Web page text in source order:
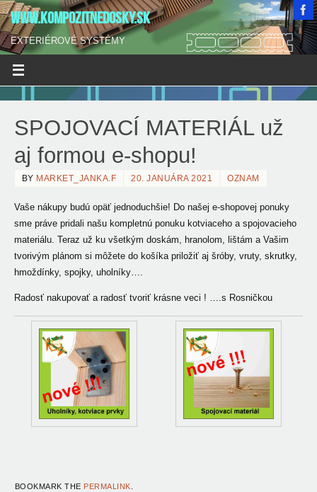
WWW.KOMPOZITNEDOSKY.SK
EXTERIÉROVÉ SYSTÉMY
SPOJOVACÍ MATERIÁL už
aj formou e-shopu!
BY MARKET_JANKA.F 20. JANUÁRA 2021 OZNAM
Vaše nákupy budú opäť jednoduchšie! Do našej e-shopovej ponuky
sme práve pridali našu kompletnú ponuku kotviaceho a spojovacieho
materiálu.
Teraz už ku všetkým doskám, hranolom, lištám a Vašim
tvorivým plánom si môžete do košíka priložiť aj šróby, vruty, skrutky,
hmoždínky, spojky, uholníky….
Radosť nakupovať a radosť tvoriť krásne veci ! ….s Rosničkou
BOOKMARK THE PERMALINK